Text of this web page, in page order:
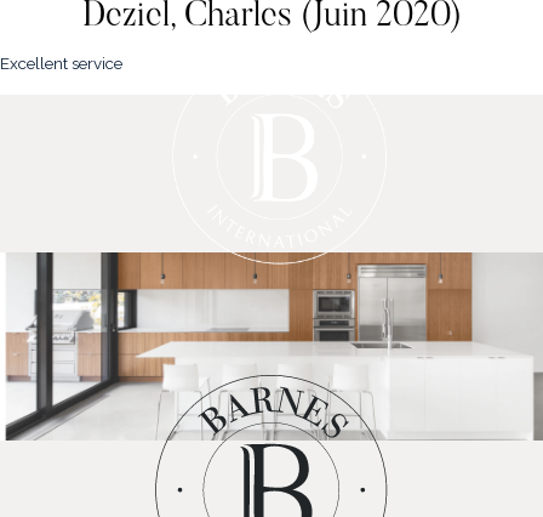
NOS PROPRIÉTÉS
VENDRE
NOTRE FAMILLE
Deziel, Charles (Juin 2020)
Excellent service